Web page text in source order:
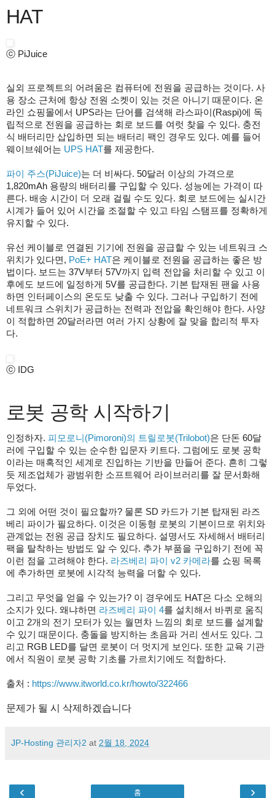
HAT
ⓒ PiJuice
실외 프로젝트의 어려움은 컴퓨터에 전원을 공급하는 것이다. 사
용 장소 근처에 항상 전원 소켓이 있는 것은 아니기 때문이다. 온
라인 쇼핑몰에서 UPS라는 단어를 검색해 라스파이(Raspi)에 독
립적으로 전원을 공급하는 회로 보드를 여럿 찾을 수 있다. 충전
식 배터리만 삽입하면 되는 배터리 팩인 경우도 있다. 예를 들어
웨이브쉐어는 UPS HAT를 제공한다.
파이 주스(PiJuice)는 더 비싸다. 50달러 이상의 가격으로
1,820mAh 용량의 배터리를 구입할 수 있다. 성능에는 가격이 따
른다. 배송 시간이 더 오래 걸릴 수도 있다. 회로 보드에는 실시간
시계가 들어 있어 시간을 조절할 수 있고 타임 스탬프를 정확하게
유지할 수 있다.
유선 케이블로 연결된 기기에 전원을 공급할 수 있는 네트워크 스
위치가 있다면, PoE+ HAT은 케이블로 전원을 공급하는 좋은 방
법이다. 보드는 37V부터 57V까지 입력 전압을 처리할 수 있고 이
후에도 보드에 일정하게 5V를 공급한다. 기본 탑재된 팬을 사용
하면 인터페이스의 온도도 낮출 수 있다. 그러나 구입하기 전에
네트워크 스위치가 공급하는 전력과 전압을 확인해야 한다. 사양
이 적합하면 20달러라면 여러 가지 상황에 잘 맞을 합리적 투자
다.
ⓒ IDG
로봇 공학 시작하기
인정하자. 피모로니(Pimoroni)의 트릴로봇(Trilobot)은 단돈 60달
러에 구입할 수 있는 순수한 입문자 키트다. 그럼에도 로봇 공학
이라는 매혹적인 세계로 진입하는 기반을 만들어 준다. 흔히 그렇
듯 제조업체가 광범위한 소프트웨어 라이브러리를 잘 문서화해
두었다.
그 외에 어떤 것이 필요할까? 물론 SD 카드가 기본 탑재된 라즈
베리 파이가 필요하다. 이것은 이동형 로봇의 기본이므로 위치와
관계없는 전원 공급 장치도 필요하다. 설명서도 자세해서 배터리
팩을 탈착하는 방법도 알 수 있다. 추가 부품을 구입하기 전에 꼭
이런 점을 고려해야 한다. 라즈베리 파이 v2 카메라를 쇼핑 목록
에 추가하면 로봇에 시각적 능력을 더할 수 있다.
그리고 무엇을 얻을 수 있는가? 이 경우에도 HAT은 다소 오해의
소지가 있다. 왜냐하면 라즈베리 파이 4를 설치해서 바퀴로 움직
이고 2개의 전기 모터가 있는 월면차 느낌의 회로 보드를 설계할
수 있기 때문이다. 충돌을 방지하는 초음파 거리 센서도 있다. 그
리고 RGB LED를 달면 로봇이 더 멋지게 보인다. 또한 교육 기관
에서 직원이 로봇 공학 기초를 가르치기에도 적합하다.
출처 : https://www.itworld.co.kr/howto/322466
문제가 될 시 삭제하겠습니다
JP-Hosting 관리자2 at 2월 18, 2024
‹ ›
홈